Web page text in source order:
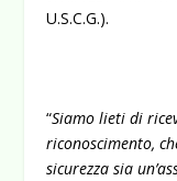
U.S.C.G.).
“Siamo lieti di
riconoscimento,
sicurezza sia